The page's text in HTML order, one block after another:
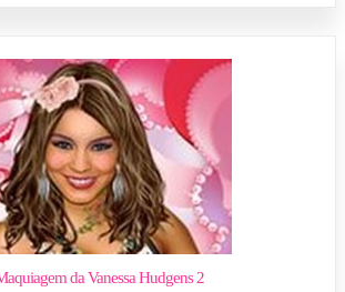
da Vanessa Hudgens 2